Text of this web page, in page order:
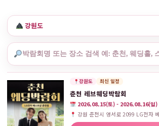
강원도
강원도 최신 일정
춘천 레브웨딩박람회
2026.08.15(토) - 2026.08.16(일)
강원 춘천시 영서로 2099 LG전자